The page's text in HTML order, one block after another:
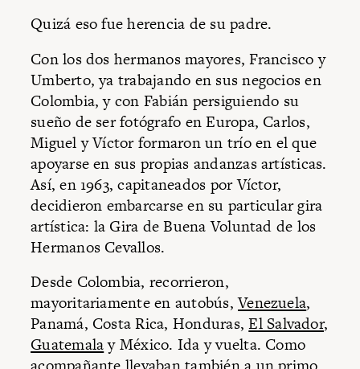
Quizá eso fue herencia de su padre.
Con los dos hermanos mayores, Francisco y
Umberto, ya trabajando en sus negocios en
Colombia, y con Fabián persiguiendo su
sueño de ser fotógrafo en Europa, Carlos,
Miguel y Víctor formaron un trío en el que
apoyarse en sus propias andanzas artísticas.
Así, en 1963, capitaneados por Víctor,
decidieron embarcarse en su particular gira
artística: la Gira de Buena Voluntad de los
Hermanos Cevallos.
Desde Colombia, recorrieron,
mayoritariamente en autobús,Venezuela,
Panamá, Costa Rica, Honduras,El Salvador,
Guatemalay México. Ida y vuelta. Como